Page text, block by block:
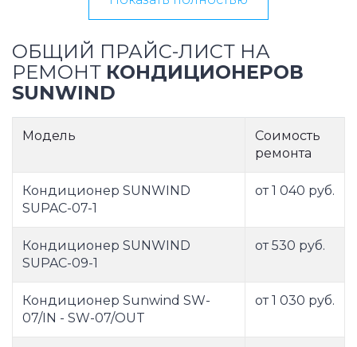
ОБЩИЙ ПРАЙС-ЛИСТ НА
РЕМОНТ КОНДИЦИОНЕРОВ
SUNWIND
Модель
Соимость
ремонта
Кондиционер SUNWIND
SUPAC-07-1
от 1 040 руб.
Кондиционер SUNWIND
SUPAC-09-1
от 530 руб.
Кондиционер Sunwind SW-
07/IN - SW-07/OUT
от 1 030 руб.